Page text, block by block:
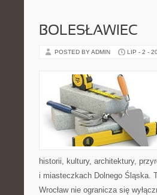
BOLESŁAWIEC
POSTED BY ADMIN LIP - 2 -
historii, kultury, architektury,
i miasteczkach Dolnego Śląska.
Wrocław nie ogranicza się